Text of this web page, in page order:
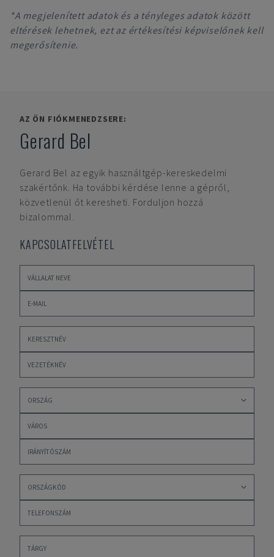
*A megjelenített adatok és a tényleges adatok között
eltérések lehetnek, ezt az értékesítési képviselőnek kell
megerősítenie.
AZ ÖN FIÓKMENEDZSERE:
Gerard Bel
Gerard Bel az egyik használtgép-kereskedelmi
szakértőnk. Ha további kérdése lenne a gépről,
közvetlenül őt keresheti. Forduljon hozzá
bizalommal.
KAPCSOLATFELVÉTEL